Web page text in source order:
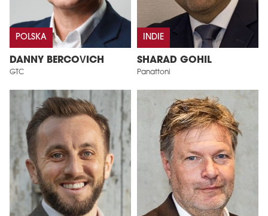
POLSKA
DANNY BERCOVICH
GTC
INDIE
SHARAD GOHIL
Panattoni